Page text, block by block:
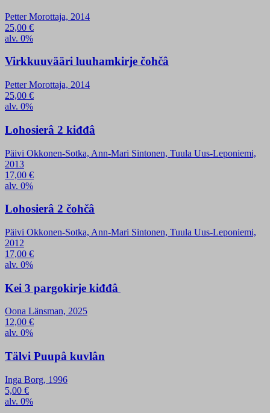
Petter Morottaja, 2014
25,00 €
alv. 0%
Virkkuuvääri luuhamkirje čohčâ
Petter Morottaja, 2014
25,00 €
alv. 0%
Lohosierâ 2 kiđđâ
Päivi Okkonen-Sotka, Ann-Mari Sintonen, Tuula Uus-Leponiemi,
2013
17,00 €
alv. 0%
Lohosierâ 2 čohčâ
Päivi Okkonen-Sotka, Ann-Mari Sintonen, Tuula Uus-Leponiemi,
2012
17,00 €
alv. 0%
Kei 3 pargokirje kiđđâ
Oona Länsman, 2025
12,00 €
alv. 0%
Tälvi Puupâ kuvlân
Inga Borg, 1996
5,00 €
alv. 0%